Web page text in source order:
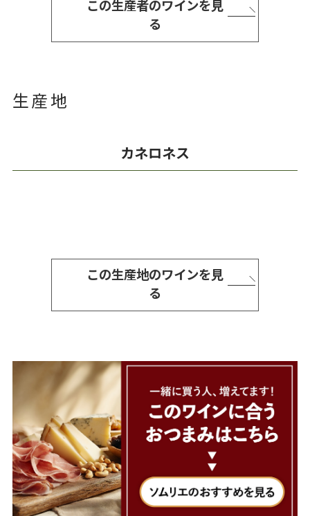
この生産者のワインを見
る
生産地
カネロネス
この生産地のワインを見
る